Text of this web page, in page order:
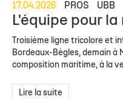
17.04.2026 PROS UBB
L'équipe pour
Troisième ligne tricolore et
Bordeaux-Bègles, demain à
composition maritime, à la
Lire la suite